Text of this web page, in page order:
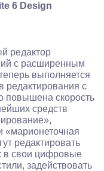
6 Design
редактор
с расширенным
выполняется
редактирования с
повышена скорость
средств
«марионеточная
редактировать
в свои цифровые
задействовать